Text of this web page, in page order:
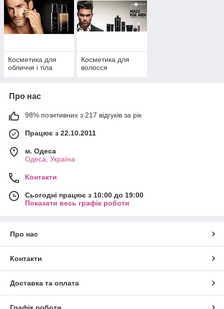
Косметика для
обличчя і тіла
Косметика для
волосся
Про нас
98% позитивних з 217 відгуків за рік
Працює з 22.10.2011
м. Одеса
Одеса, Україна
Контакти
Сьогодні працює з 10:00 до 19:00
Показати весь графік роботи
Про нас
Контакти
Доставка та оплата